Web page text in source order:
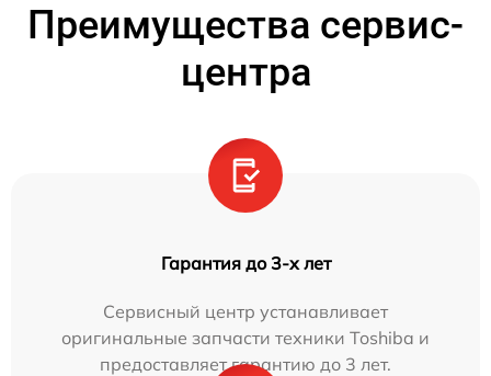
Преимущества сервис-
центра
Гарантия до 3-х лет
Сервисный центр устанавливает
оригинальные запчасти техники Toshiba и
предоставляет гарантию до 3 лет.